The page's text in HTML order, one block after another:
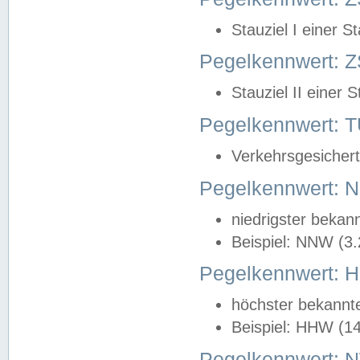
Stauziel I einer
Pegelkennwert:
Stauziel II einer
Pegelkennwert:
Pegelkennwert:
niedrigster
Beispiel: NNW
Pegelkennwert:
höchster
Beispiel: HHW